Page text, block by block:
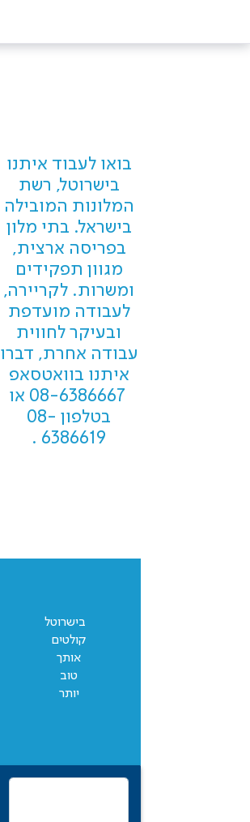
בואו לעבוד איתנו
בישרוטל, רשת
המלונות המובילה
בישראל. בתי מלון
בפריסה ארצית,
מגוון תפקידים
ומשרות. לקריירה,
לעבודה מועדפת
ובעיקר לחווית
עבודה אחרת, דברו
איתנו בוואטסאפ
08-6386667 או
בטלפון 08-
6386619
.
בישרוטל
קולטים
אותך
טוב
יותר